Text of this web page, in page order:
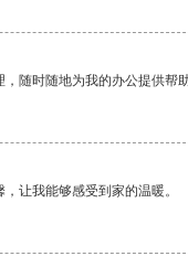
随时随地为我的办公提供帮
让我能够感受到家的温暖。